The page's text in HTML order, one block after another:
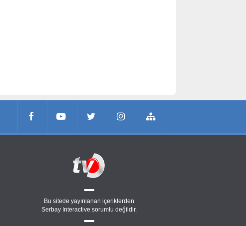
Bu sitede yayınlanan içeriklerden
Serbay Interactive sorumlu değildir.